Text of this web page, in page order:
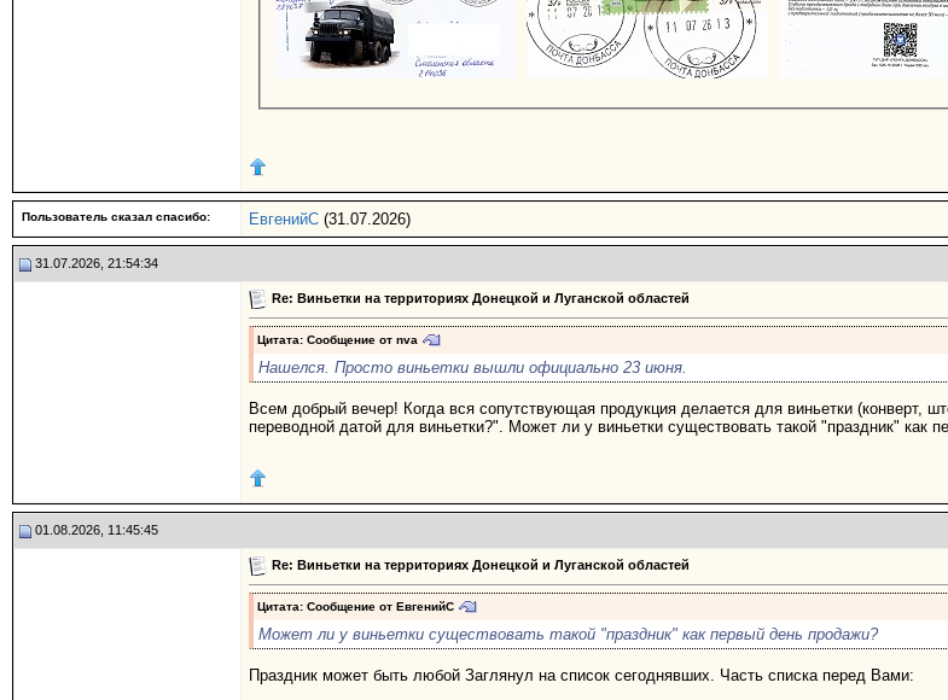
Пользователь сказал cпасибо: ЕвгенийС (31.07.2026)
31.07.2026, 21:54:34
Re: Виньетки на территориях Донецкой и Луганской областей
Цитата: Сообщение от nva
Нашелся. Просто виньетки вышли официально 23 июня.
Всем добрый вечер! Когда вся сопутствующая продукция делается для виньетки
переводной датой для виньетки?". Может ли у виньетки существовать такой "праздник" как
01.08.2026, 11:45:45
Re: Виньетки на территориях Донецкой и Луганской областей
Цитата: Сообщение от ЕвгенийС
Может ли у виньетки существовать такой "праздник" как первый день продажи?
Праздник может быть любой Заглянул на список сегоднявших. Часть списка перед Вами: